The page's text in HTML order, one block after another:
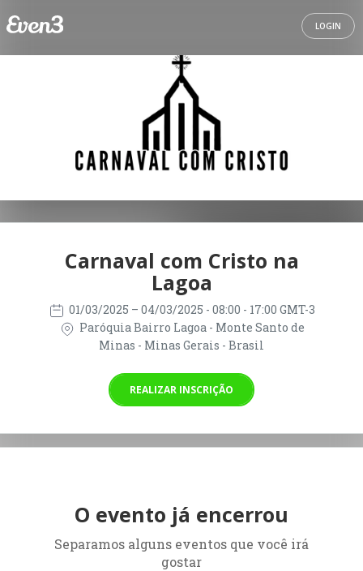
LOGIN
Carnaval com Cristo na
Lagoa
01/03/2025 – 04/03/2025 - 08:00 - 17:00 GMT-3
Paróquia Bairro Lagoa - Monte Santo de
Minas - Minas Gerais - Brasil
REALIZAR INSCRIÇÃO
O evento já encerrou
Separamos alguns eventos que você irá
gostar